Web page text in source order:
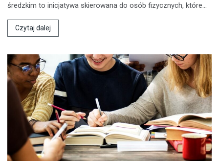
średzkim to inicjatywa skierowana do osób fizycznych, które…
Czytaj dalej